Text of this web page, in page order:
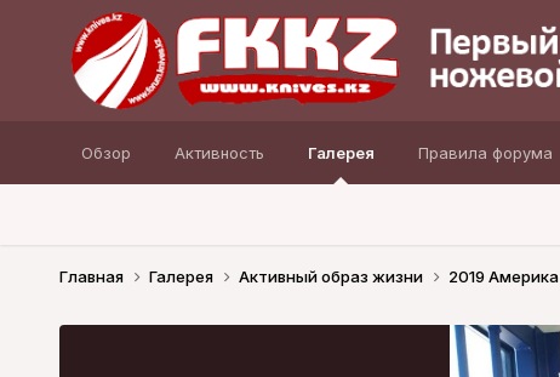
Обзор Активность Галерея Правила форума
Главная Галерея Активный образ жизни 2019 Америка